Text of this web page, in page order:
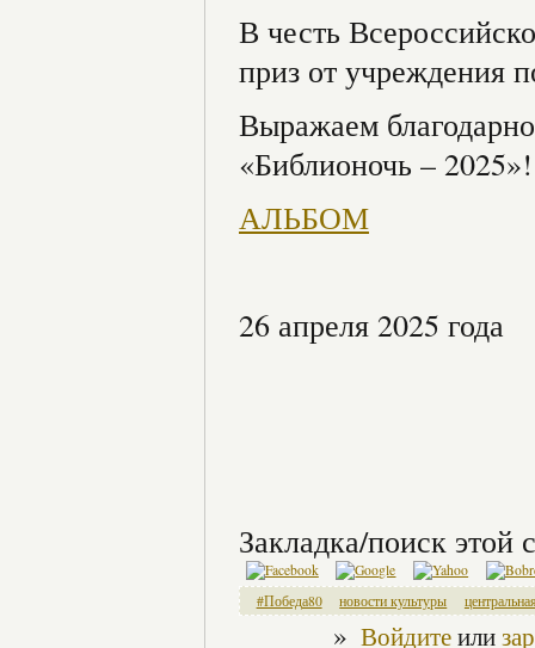
В честь
приз от учреждения
Выражаем
«Библионочь – 2025»!
АЛЬБОМ
26 апреля 2025 года
Закладка/поиск этой
#Победа80 новости культуры
» Войдитеили